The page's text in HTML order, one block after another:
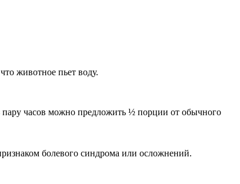
животное пьет воду.
пару часов можно предложить ½ порции от обычного
болевого синдрома или осложнений.